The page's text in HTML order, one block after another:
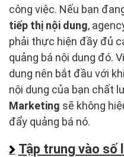
công việc. Nếu bạn
tiếp thị nội dung,
phải thực hiện đầy đủ
quảng bá nội dung đó.
dung nên bắt đầu với
nội dung của bạn chất
Marketing sẽ không
đẩy quảng bá nó.
Tập trung vào số